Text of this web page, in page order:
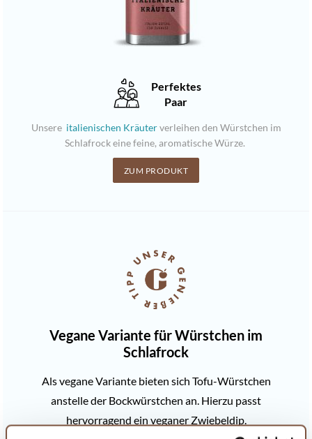
Perfektes
Paar
Unsere italienischen Kräuterverleihen den Würstchen im
Schlafrock eine feine, aromatische Würze.
ZUM PRODUKT
Vegane Variante für Würstchen im
Schlafrock
Als vegane Variante bieten sich Tofu-Würstchen
anstelle der Bockwürstchen an. Hierzu passt
hervorragend ein veganer Zwiebeldip.